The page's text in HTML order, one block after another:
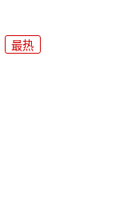
最热